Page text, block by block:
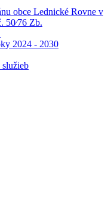
obce Lednické Rovne v
50⁄76 Zb.
2024 - 2030